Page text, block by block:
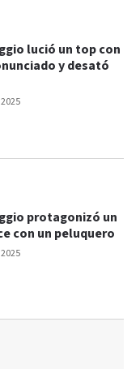
lució un top con
y desató
protagonizó un
con un peluquero